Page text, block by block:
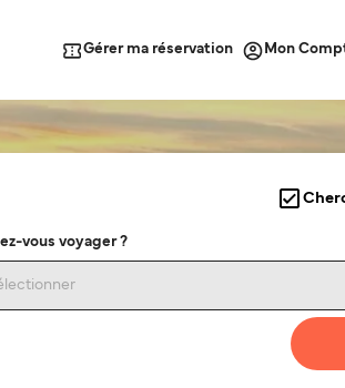
Gérer ma réservation Mon
vous voyager ?